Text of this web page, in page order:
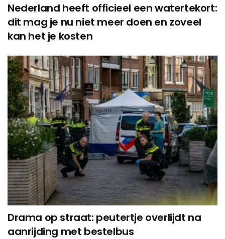
Nederland heeft officieel een watertekort:
dit mag je nu niet meer doen en zoveel
kan het je kosten
Drama op straat: peutertje overlijdt na
aanrijding met bestelbus